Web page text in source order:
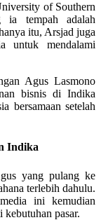
of Southern
ia tempah adalah
itu, Arsjad juga
untuk mendalami
Agus Lasmono
bisnis di Indika
bersamaan setelah
Indika
yang pulang ke
terlebih dahulu.
ini kemudian
pasar.